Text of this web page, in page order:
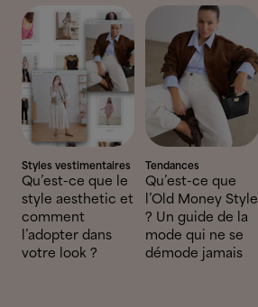
Styles vestimentaires
Qu’est-ce que le
style aesthetic et
comment
l’adopter dans
votre look ?
Tendances
Qu’est-ce que
l’Old Money Style
? Un guide de la
mode qui ne se
démode jamais